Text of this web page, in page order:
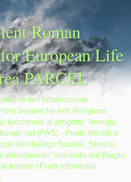
Roman
European Life
PARCEL
dell'Informazione
System for Arts Religions
funzionale al progetto "energia
nel (PAS) - Punto Attività e
del dialogo Sociale, Storico,
virtualmente" iniziando dai Borghi
tramite i Punti Informativi